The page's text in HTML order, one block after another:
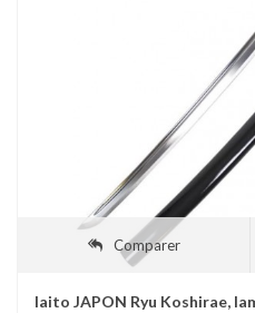
Comparer
Iaito JAPON Ryu Koshirae,